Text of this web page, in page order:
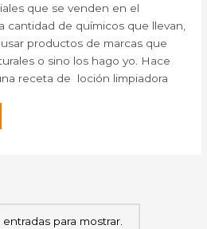
que se venden en el
cantidad de químicos que llevan,
productos de marcas que
o sino los hago yo. Hace
receta de loción limpiadora
para mostrar.